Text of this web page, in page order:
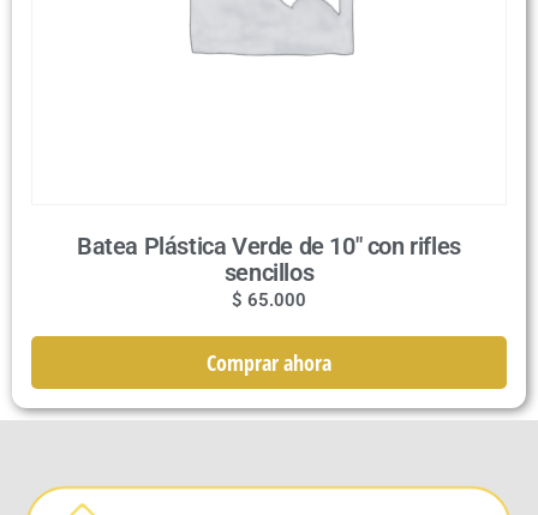
Batea Plástica Verde de 10″ con rifles
sencillos
$ 65.000
Comprar ahora